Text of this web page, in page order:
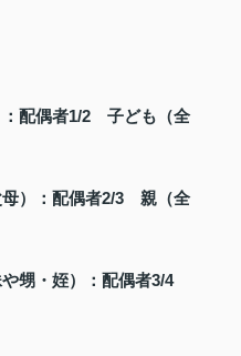
：配偶者1/2 子ども（全
母）：配偶者2/3 親（全
甥・姪）：配偶者3/4